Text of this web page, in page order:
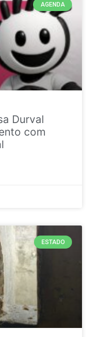
AGENDA
Durval
com
ESTADO